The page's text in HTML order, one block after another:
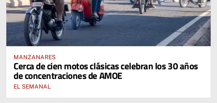
MANZANARES
Cerca de cien motos clásicas celebran los 30 años
de concentraciones de AMOE
EL SEMANAL